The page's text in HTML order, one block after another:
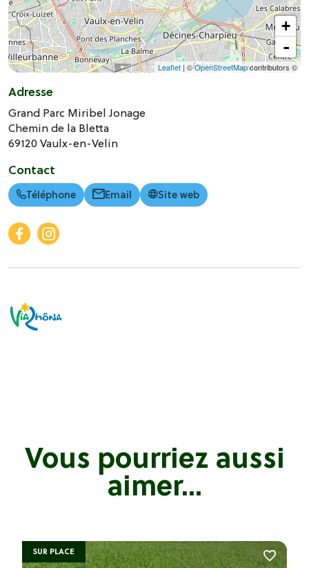
+
-
Leaflet | ©OpenStreetMapcontributors ©
Adresse
Grand Parc Miribel Jonage
Chemin de la Bletta
69120Vaulx-en-Velin
Contact
Téléphone Email Site web
Vous pourriez aussi
aimer...
SUR PLACE